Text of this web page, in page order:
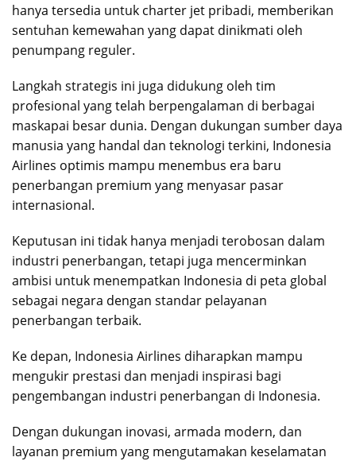
hanya tersedia untuk charter jet pribadi, memberikan
sentuhan kemewahan yang dapat dinikmati oleh
penumpang reguler.
Langkah strategis ini juga didukung oleh tim
profesional yang telah berpengalaman di berbagai
maskapai besar dunia. Dengan dukungan sumber daya
manusia yang handal dan teknologi terkini, Indonesia
Airlines optimis mampu menembus era baru
penerbangan premium yang menyasar pasar
internasional.
Keputusan ini tidak hanya menjadi terobosan dalam
industri penerbangan, tetapi juga mencerminkan
ambisi untuk menempatkan Indonesia di peta global
sebagai negara dengan standar pelayanan
penerbangan terbaik.
Ke depan, Indonesia Airlines diharapkan mampu
mengukir prestasi dan menjadi inspirasi bagi
pengembangan industri penerbangan di Indonesia.
Dengan dukungan inovasi, armada modern, dan
layanan premium yang mengutamakan keselamatan